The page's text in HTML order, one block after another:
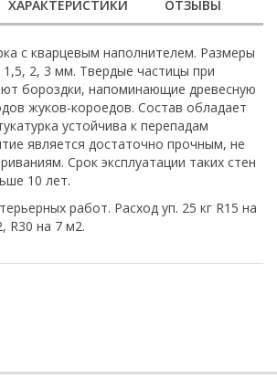
ХАРАКТЕРИСТИКИ ОТЗЫВЫ
с кварцевым наполнителем. Размеры
2, 3 мм. Твердые частицы при
бороздки, напоминающие древесную
жуков-короедов. Состав обладает
устойчива к перепадам
является достаточно прочным, не
Срок эксплуатации таких стен
10 лет.
работ. Расход уп. 25 кг R15 на
R30 на 7 м2.